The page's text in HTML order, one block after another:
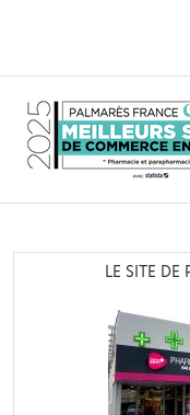
LE SITE DE